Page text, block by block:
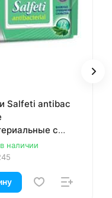
Salfeti antibac
с
72шт
наличии